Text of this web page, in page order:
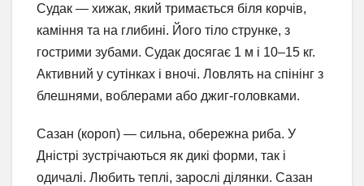
Судак — хижак, який тримається біля корчів,
каміння та на глибині. Його тіло струнке, з
гострими зубами. Судак досягає 1 м і 10–15 кг.
Активний у сутінках і вночі. Ловлять на спінінг з
блешнями, воблерами або джиг-головками.
Сазан (короп) — сильна, обережна риба. У
Дністрі зустрічаються як дикі форми, так і
одичалі. Любить теплі, зарослі ділянки. Сазан